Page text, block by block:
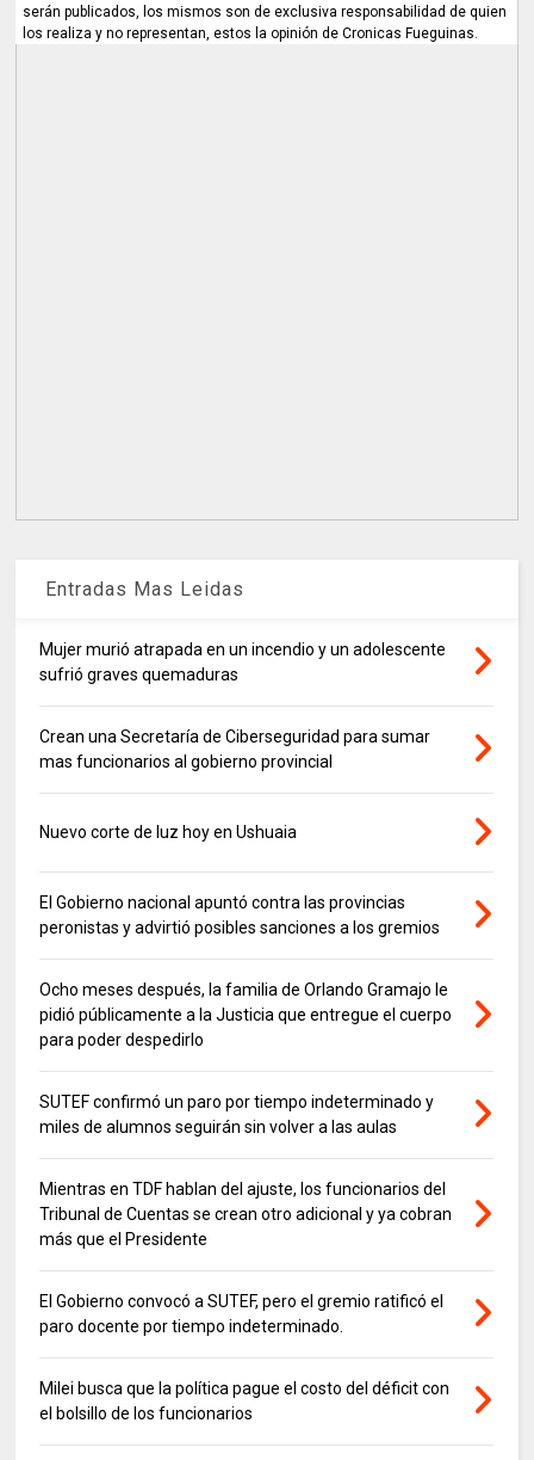
serán publicados, los mismos son de exclusiva responsabilidad de quien
los realiza y no representan, estos la opinión de Cronicas Fueguinas.
Entradas Mas Leidas
Mujer murió atrapada en un incendio y un adolescente
sufrió graves quemaduras
Crean una Secretaría de Ciberseguridad para sumar
mas funcionarios al gobierno provincial
Nuevo corte de luz hoy en Ushuaia
El Gobierno nacional apuntó contra las provincias
peronistas y advirtió posibles sanciones a los gremios
Ocho meses después, la familia de Orlando Gramajo le
pidió públicamente a la Justicia que entregue el cuerpo
para poder despedirlo
SUTEF confirmó un paro por tiempo indeterminado y
miles de alumnos seguirán sin volver a las aulas
Mientras en TDF hablan del ajuste, los funcionarios del
Tribunal de Cuentas se crean otro adicional y ya cobran
más que el Presidente
El Gobierno convocó a SUTEF, pero el gremio ratificó el
paro docente por tiempo indeterminado.
Milei busca que la política pague el costo del déficit con
el bolsillo de los funcionarios